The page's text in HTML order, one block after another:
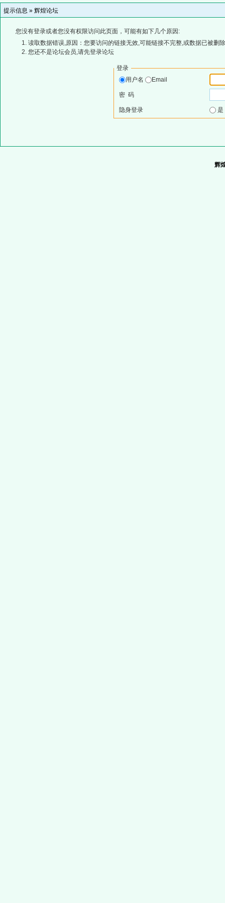
提示信息 » 辉煌论坛
您没有登录或者您没有权限访问此页面，可能有如下几个原因:
读取数据错误,原因：您要访问的链接无效,可能链接不完整,或数据已被删
您还不是论坛会员,请先登录论坛
登录
用户名
Email
密 码
隐身登录
辉